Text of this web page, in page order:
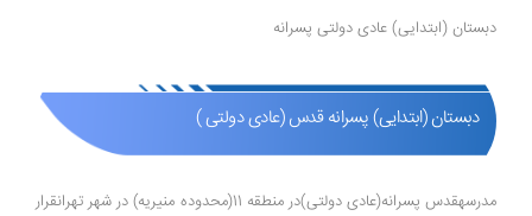
دبستان (ابتدایی) عادی دولتی پسرانه
دبستان (ابتدایی) پسرانه قدس (عادی دولتی )
مدرسهقدس پسرانه(عادی دولتی)در منطقه 11(محدوده منیریه) در شهر تهرانقرار